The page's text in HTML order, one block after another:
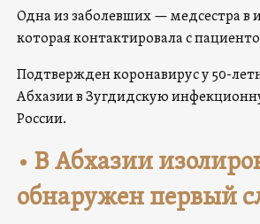
Одна из заболевших — медсестра
которая контактировала с
Подтвержден коронавирус у 50-
Абхазии в Зугдидскую
России.
• В Абхазии
обнаружен первый